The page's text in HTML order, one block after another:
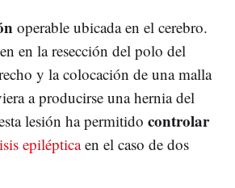
operable ubicada en el cerebro.
en la resección del polo del
y la colocación de una malla
a producirse una hernia del
lesión ha permitido controlar
epilépticaen el caso de dos